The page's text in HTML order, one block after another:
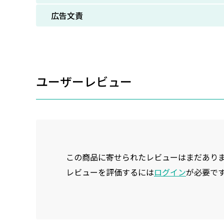
広告文責
ユーザーレビュー
この商品に寄せられたレビューはまだあり
レビューを評価するにはログインが必要です